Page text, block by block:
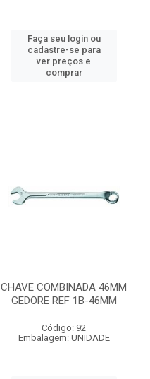
Faça seu login ou
cadastre-se para
ver preços e
comprar
CHAVE COMBINADA 46MM
GEDORE REF 1B-46MM
Código: 92
Embalagem: UNIDADE